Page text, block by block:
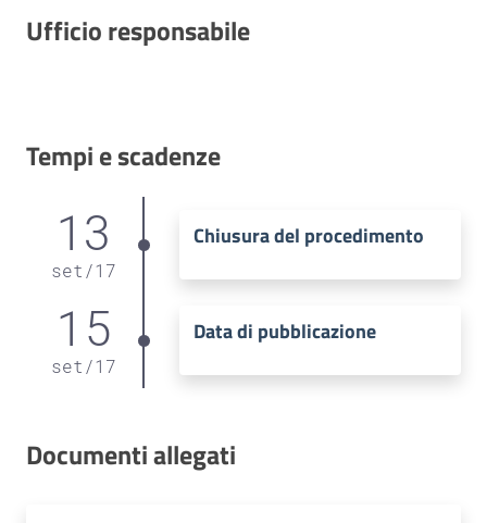
Ufficio responsabile
Tempi e scadenze
13
set /17
Chiusura del procedimento
15
set /17
Data di pubblicazione
Documenti allegati